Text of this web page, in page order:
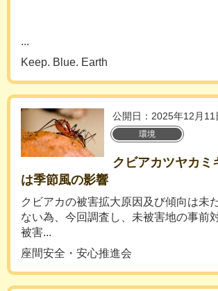
...
Keep. Blue. Earth
公開日：2025年12月11
環境
クビアカツヤカミ
は季節風の影響
クビアカの被害拡大原因及び傾向は未
ない為、今回調査し、未被害地の事前
被害...
座間安全・安心推進会